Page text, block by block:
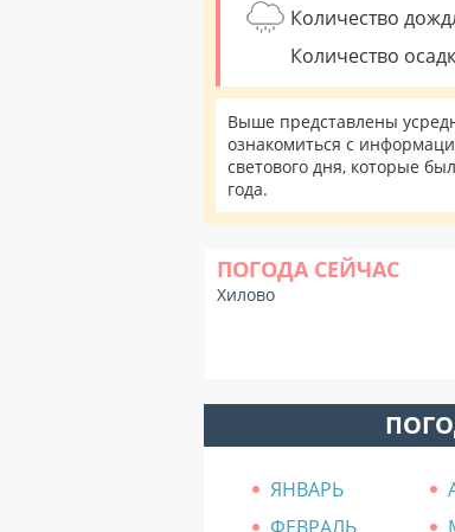
Количество
Количество
Выше представлены
ознакомиться с
светового дня, которые
года.
ПОГОДА СЕЙЧАС
Хилово
ЯНВАРЬ